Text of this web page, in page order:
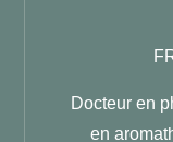
Docteur en
en